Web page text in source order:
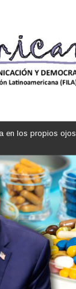
en los propios ojos